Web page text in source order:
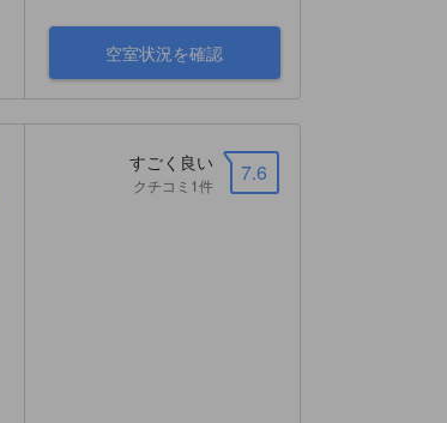
空室状況を確認
7.6
すごく良い
クチコミ1件